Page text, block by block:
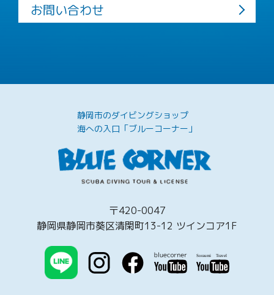
お問い合わせ
静岡市のダイビングショップ
海への入口「ブルーコーナー」
〒420-0047
静岡県静岡市葵区清閑町13-12 ツインコア1F